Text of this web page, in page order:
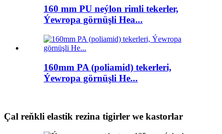
160 mm PU neýlon rimli tekerler,
Ýewropa görnüşli Hea...
160mm PA (poliamid) tekerleri,
Ýewropa görnüşli He...
Çal reňkli elastik rezina tigirler we kastorlar